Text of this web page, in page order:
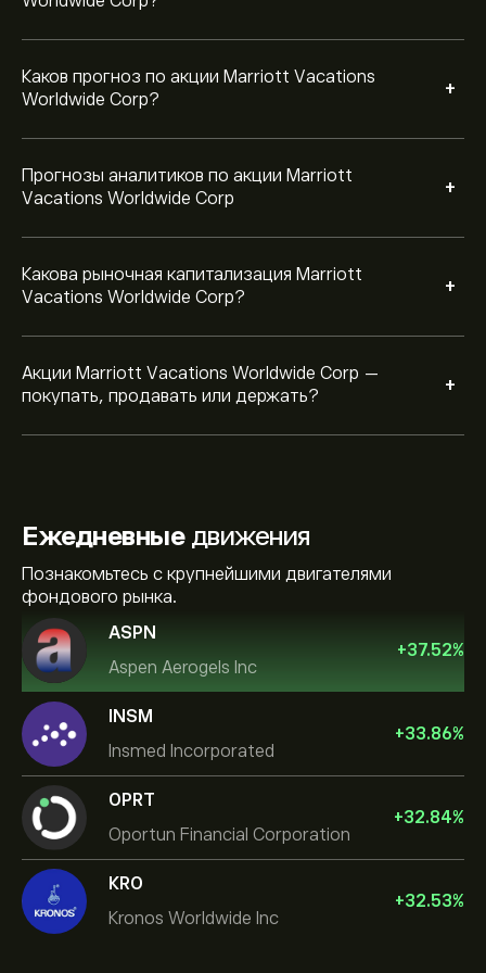
Каков прогноз по акции Marriott Vacations
Worldwide Corp?
+
Прогнозы аналитиков по акции Marriott
Vacations Worldwide Corp
+
Какова рыночная капитализация Marriott
Vacations Worldwide Corp?
+
Акции Marriott Vacations Worldwide Corp —
покупать, продавать или держать?
+
Ежедневныедвижения
Познакомьтесь с крупнейшими двигателями
фондового рынка.
ASPN
Aspen Aerogels Inc
+37.52%
INSM
Insmed Incorporated
+33.86%
OPRT
Oportun Financial Corporation
+32.84%
KRO
Kronos Worldwide Inc
+32.53%